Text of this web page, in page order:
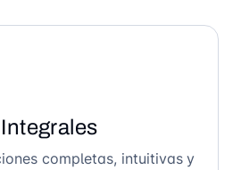
completas, intuitivas y